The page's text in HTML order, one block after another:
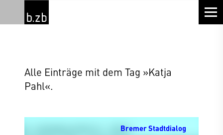
Alle Einträge mit dem Tag »Katja
Pahl«.
Bremer Stadtdialog